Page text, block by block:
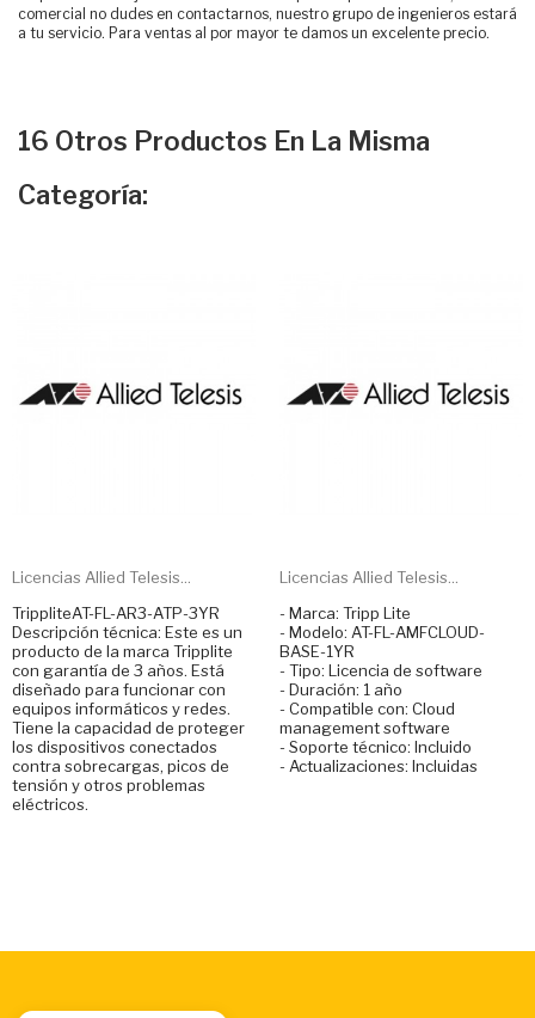
comercial no dudes en contactarnos, nuestro grupo de ingenieros estará
a tu servicio. Para ventas al por mayor te damos un excelente precio.
16 Otros Productos En La Misma
Categoría:
Licencias Allied Telesis...
TrippliteAT-FL-AR3-ATP-3YR
Descripción técnica: Este es un
producto de la marca Tripplite
con garantía de 3 años. Está
diseñado para funcionar con
equipos informáticos y redes.
Tiene la capacidad de proteger
los dispositivos conectados
contra sobrecargas, picos de
tensión y otros problemas
eléctricos.
Licencias Allied Telesis...
- Marca: Tripp Lite
- Modelo: AT-FL-AMFCLOUD-
BASE-1YR
- Tipo: Licencia de software
- Duración: 1 año
- Compatible con: Cloud
management software
- Soporte técnico: Incluido
- Actualizaciones: Incluidas